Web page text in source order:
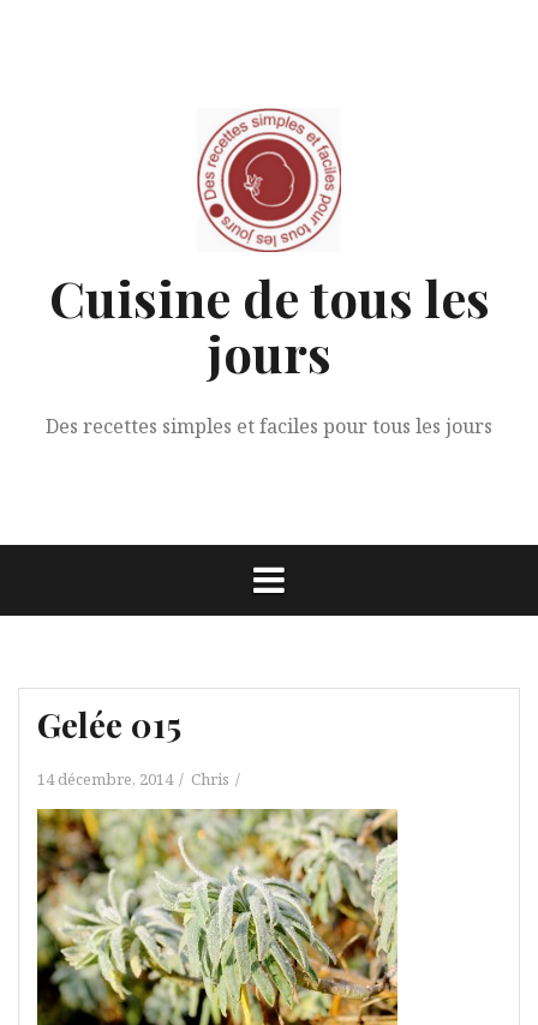
Cuisine de tous les
jours
Des recettes simples et faciles pour tous les jours
Gelée 015
14 décembre, 2014 Chris